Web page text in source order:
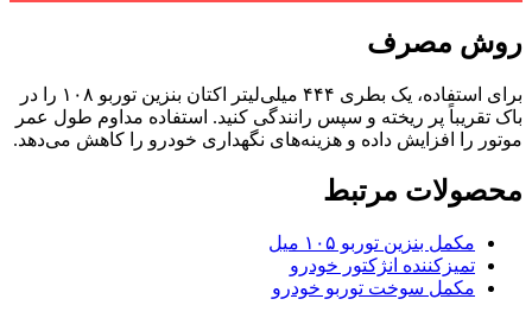
روش مصرف
برای استفاده، یک بطری ۴۴۴ میلی‌لیتر اکتان بنزین توربو ۱۰۸ را در
باک تقریباً پر ریخته و سپس رانندگی کنید. استفاده مداوم طول عمر
موتور را افزایش داده و هزینه‌های نگهداری خودرو را کاهش می‌دهد.
محصولات مرتبط
مکمل بنزین توربو ۱۰۵ میل
تمیزکننده انژکتور خودرو
مکمل سوخت توربو خودرو